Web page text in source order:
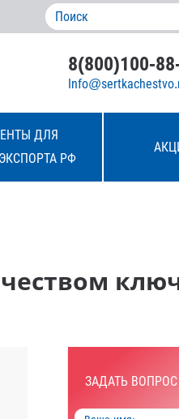
8(800)100-
ДЛЯ
РФ
ЗАДАТЬ